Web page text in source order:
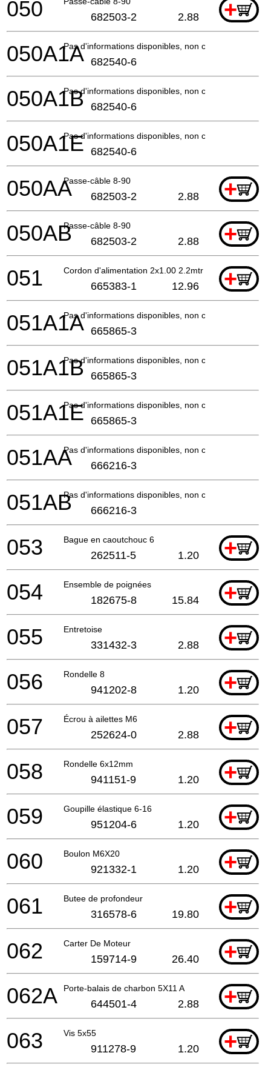
+
050 682503-2 2.88
Pas d'informations disponibles, non commandable
050A1A 682540-6
Pas d'informations disponibles, non commandable
050A1B 682540-6
Pas d'informations disponibles, non commandable
050A1E 682540-6
Passe-câble 8-90 +
050AA 682503-2 2.88
Passe-câble 8-90 +
050AB 682503-2 2.88
Cordon d'alimentation 2x1.00 2.2mtr +
051 665383-1 12.96
Pas d'informations disponibles, non commandable
051A1A 665865-3
Pas d'informations disponibles, non commandable
051A1B 665865-3
Pas d'informations disponibles, non commandable
051A1E 665865-3
Pas d'informations disponibles, non commandable
051AA 666216-3
Pas d'informations disponibles, non commandable
051AB 666216-3
Bague en caoutchouc 6 +
053 262511-5 1.20
Ensemble de poignées +
054 182675-8 15.84
Entretoise +
055 331432-3 2.88
Rondelle 8 +
056 941202-8 1.20
Écrou à ailettes M6 +
057 252624-0 2.88
Rondelle 6x12mm +
058 941151-9 1.20
Goupille élastique 6-16 +
059 951204-6 1.20
Boulon M6X20 +
060 921332-1 1.20
Butee de profondeur +
061 316578-6 19.80
Carter De Moteur +
062 159714-9 26.40
Porte-balais de charbon 5X11 A +
062A 644501-4 2.88
Vis 5x55 +
063 911278-9 1.20